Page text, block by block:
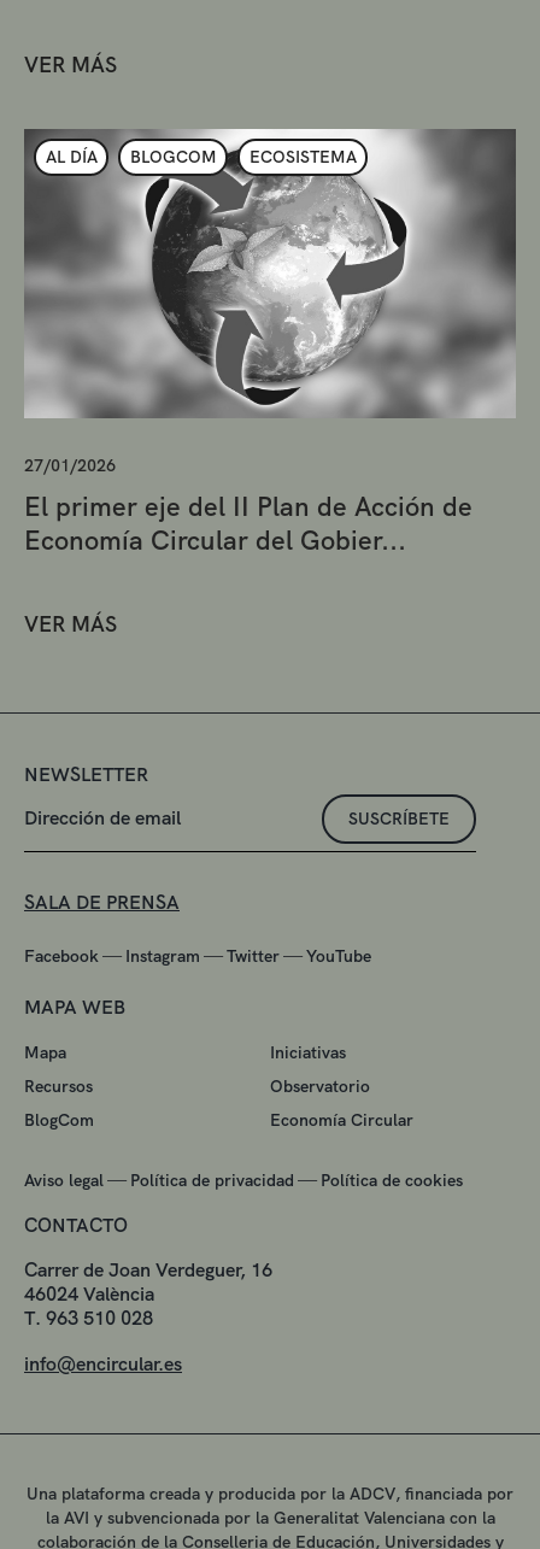
VER MÁS
AL DÍA BLOGCOM ECOSISTEMA
27/01/2026
El primer eje del II Plan de Acción de
Economía Circular del Gobier...
VER MÁS
NEWSLETTER
SUSCRÍBETE
SALA DE PRENSA
Facebook — Instagram —Twitter—YouTube
MAPA WEB
Mapa
Iniciativas
Recursos
Observatorio
BlogCom
Economía Circular
Aviso legal — Política de privacidad — Política de cookies
CONTACTO
Carrer de Joan Verdeguer, 16
46024 València
T. 963 510 028
info@encircular.es
Una plataforma creada y producida por la ADCV, financiada por
la AVI y subvencionada por la Generalitat Valenciana con la
colaboración de la Conselleria de Educación, Universidades y